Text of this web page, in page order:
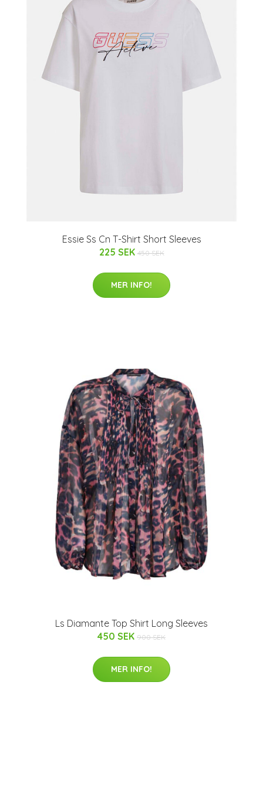
Essie Ss Cn T-Shirt Short Sleeves
225 SEK 450 SEK
MER INFO!
Ls Diamante Top Shirt Long Sleeves
450 SEK 900 SEK
MER INFO!